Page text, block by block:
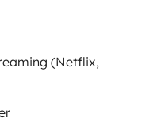
(Netflix,